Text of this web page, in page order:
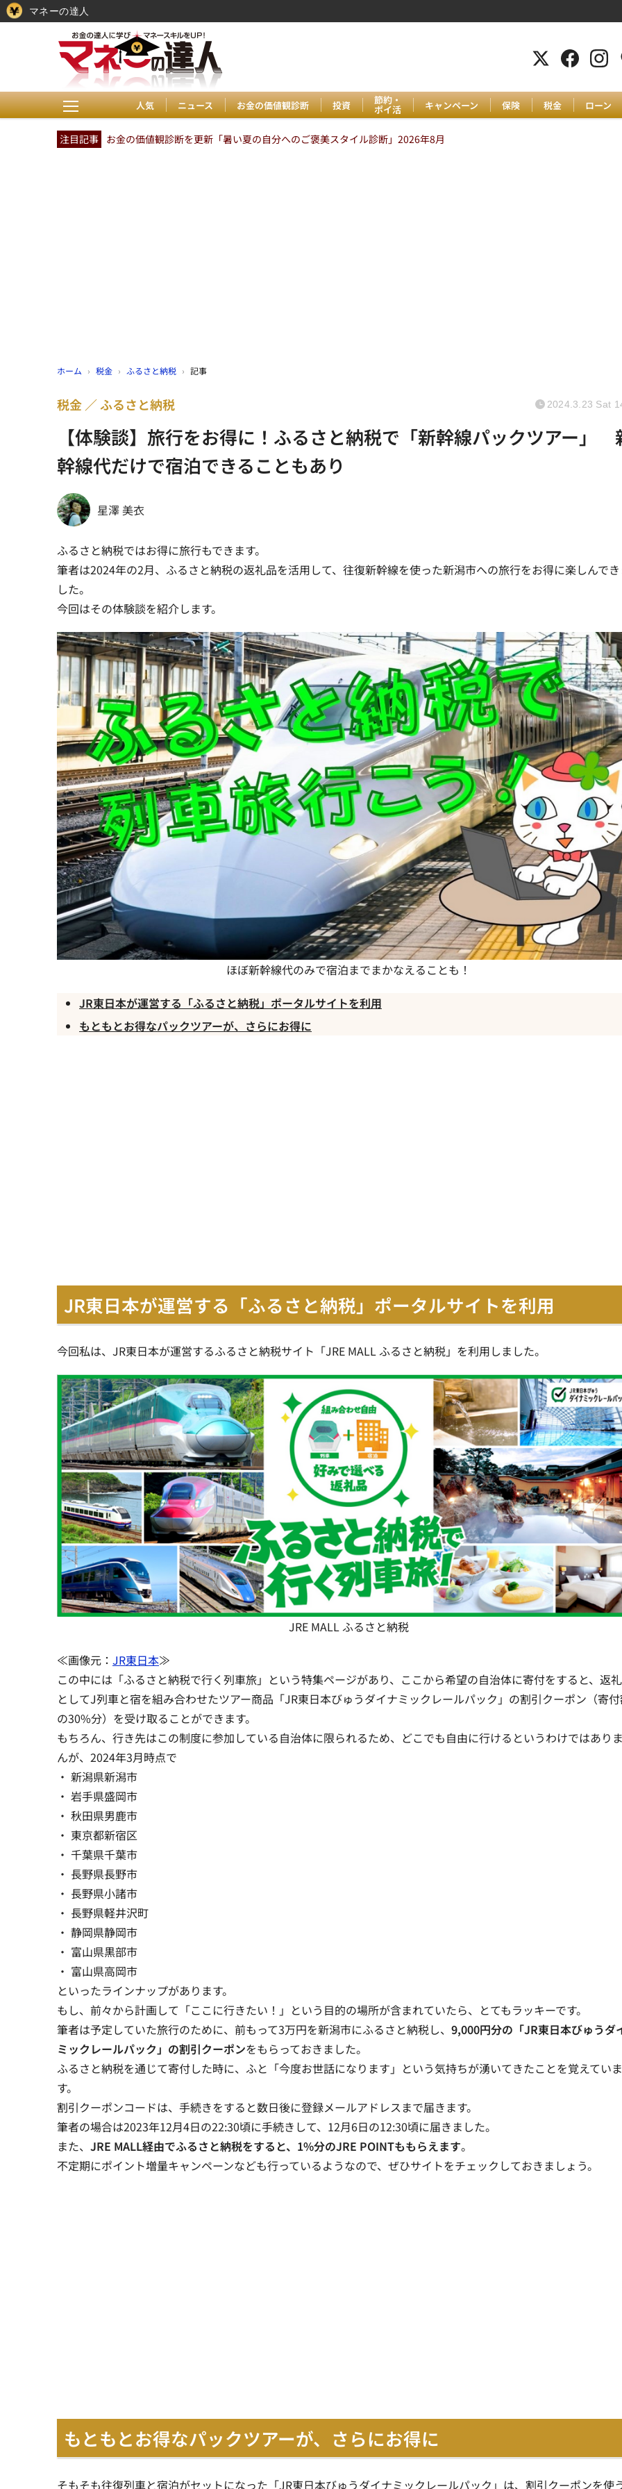
人気 ニュース お金の価値観診断 投資 節約・
ポイ活 キャンペーン 保険 税金 ローン
注目記事 お金の価値観診断を更新「暑い夏の自分へのご褒美スタイル診断」2026年8月
ホーム › 税金 › ふるさと納税 › 記事
【体験談】旅行をお得に！ふるさと納税で「新幹線パックツアー」
幹線代だけで宿泊できることもあり
税金 ふるさと納税 2024.3.23 Sat
星澤 美衣
ふるさと納税ではお得に旅行もできます。
筆者は2024年の2月、ふるさと納税の返礼品を活用して、往復新幹線を使った新潟市への旅行をお得に楽しんで
した。
今回はその体験談を紹介します。
ほぼ新幹線代のみで宿泊までまかなえることも！
JR東日本が運営する「ふるさと納税」ポータルサイトを利用
もともとお得なパックツアーが、さらにお得に
JR東日本が運営する「ふるさと納税」ポータルサイトを利用
今回私は、JR東日本が運営するふるさと納税サイト「JRE MALL ふるさと納税」を利用しました。
JRE MALL ふるさと納税
≪画像元： JR東日本≫
この中には「ふるさと納税で行く列車旅」という特集ページがあり、ここから希望の自治体に寄付をすると、返
としてJ列車と宿を組み合わせたツアー商品「JR東日本びゅうダイナミックレールパック」の割引クーポン（寄
の30%分）を受け取ることができます。
もちろん、行き先はこの制度に参加している自治体に限られるため、どこでも自由に行けるというわけではあり
んが、2024年3月時点で
・ 新潟県新潟市
・ 岩手県盛岡市
・ 秋田県男鹿市
・ 東京都新宿区
・ 千葉県千葉市
・ 長野県長野市
・ 長野県小諸市
・ 長野県軽井沢町
・ 静岡県静岡市
・ 富山県黒部市
・ 富山県高岡市
といったラインナップがあります。
もし、前々から計画して「ここに行きたい！」という目的の場所が含まれていたら、とてもラッキーです。
筆者は予定していた旅行のために、 前もって3万円を新潟市にふるさと納税し、 9,000円分の「JR東日本びゅうダ
ミックレールパック」の割引クーポンをもらっておきました。
ふるさと納税を通じて寄付した時に、ふと「今度お世話になります」という気持ちが湧いてきたことを覚えていま
す。
割引クーポンコードは、手続きをすると数日後に登録メールアドレスまで届きます。
筆者の場合は2023年12月4日の22:30頃に手続きして、12月6日の12:30頃に届きました。
また、 JRE MALL経由でふるさと納税をすると、1%分のJRE POINTももらえます。
不定期にポイント増量キャンペーンなども行っているようなので、ぜひサイトをチェックしておきましょう。
もともとお得なパックツアーが、さらにお得に
そもそも往復列車と宿泊がセットになった「JR東日本びゅうダイナミックレールパック」は、割引クーポンを使
マネーの達人